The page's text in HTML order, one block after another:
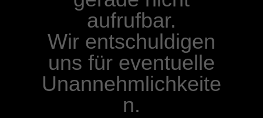
aufrufbar.
Wir entschuldigen
uns für eventuelle
Unannehmlichkeite
n.